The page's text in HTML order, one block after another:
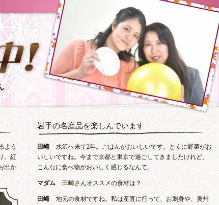
よう
。紅
出か
岩手の名産品を楽しんでいます
田崎
水沢へ来て2年。ごはんがおいしいです。とくに野菜がお
いしいですね。今まで京都と東京で過ごしてきましたけれど、
こんなに食べ物がおいしく感じるなんて。
マダム 田崎さんオススメの食材は？
田崎
地元の食材ですね。私は産直に行って、お刺身や、奥州